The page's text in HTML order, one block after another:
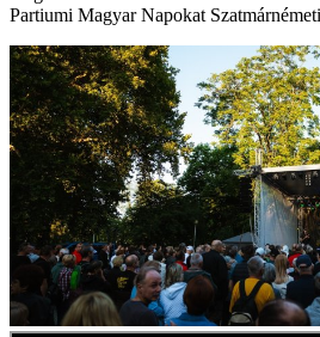
Partiumi Magyar Napokat